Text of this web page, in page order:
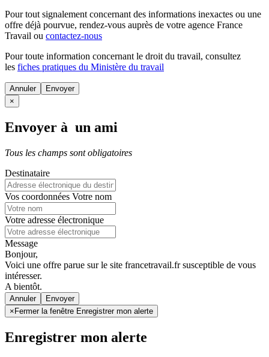
Pour tout signalement concernant des informations inexactes ou une
offre déjà pourvue, rendez-vous auprès de votre agence France
Travail ou contactez-nous
Pour toute information concernant le droit du travail, consultez
les fiches pratiques du Ministère du travail
Annuler
×
Envoyer à un ami
Tous les champs sont obligatoires
Destinataire
Vos coordonnées Votre nom
Votre adresse électronique
Message
Bonjour,
Voici une offre parue sur le site francetravail.fr susceptible de vous
intéresser.
A bientôt.
Annuler
× Fermer la fenêtre Enregistrer mon alerte
Enregistrer mon alerte